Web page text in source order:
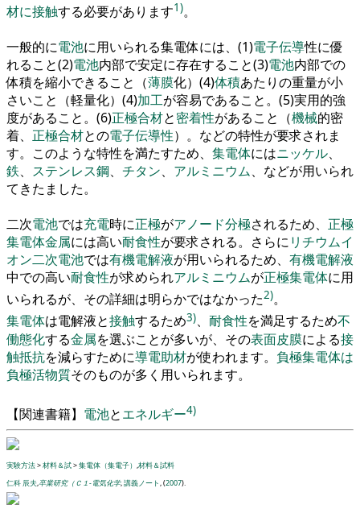
材に接触する必要があります1)。
一般的に電池に用いられる集電体には、 (1)電子伝導性に優
れること(2)電池内部で安定に存在すること(3)電池内部での
体積を縮小できること （薄膜化） (4)体積あたりの重量が小
さいこと （軽量化） (4)加工が容易であること。 (5)実用的強
度があること。 (6)正極合材と密着性があること （機械的密
着、 正極合材との電子伝導性） 。 などの特性が要求されま
す。 このような特性を満たすため、 集電体にはニッケル、
鉄、 ステンレス鋼、 チタン、 アルミニウム、 などが用いられ
てきたました。
二次電池では充電時に正極がアノード分極されるため、 正極
集電体金属には高い耐食性が要求される。 さらにリチウムイ
オン二次電池では有機電解液が用いられるため、 有機電解液
中での高い耐食性が求められアルミニウムが正極集電体に用
いられるが、 その詳細は明らかではなかった2)。
集電体は電解液と接触するため3)、 耐食性を満足するため不
働態化する金属を選ぶことが多いが、 その表面皮膜による接
触抵抗を減らすために導電助材が使われます。 負極集電体は
負極活物質そのものが多く用いられます。
【関連書籍】 電池とエネルギー4)
実験方法>材料＆試>集電体（集電子） ,材料＆試料
仁科 辰夫,卒業研究（Ｃ１-電気化学,講義ノート, (2007).